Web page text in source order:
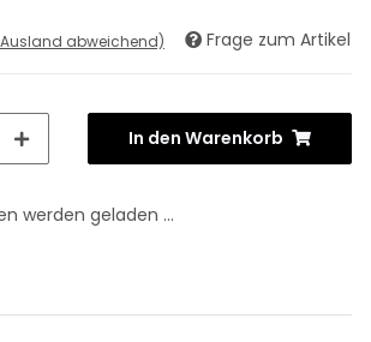
Ausland abweichend) Frage zum Artikel
In den Warenkorb
werden geladen ...
VOLITY READY Streaming Starter